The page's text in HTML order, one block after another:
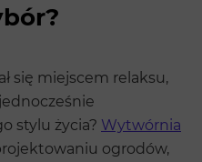
się miejscem relaksu,
stylu życia? Wytwórnia
ogrodów,